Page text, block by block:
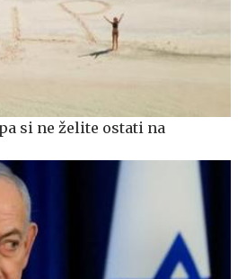
si ne želite ostati na